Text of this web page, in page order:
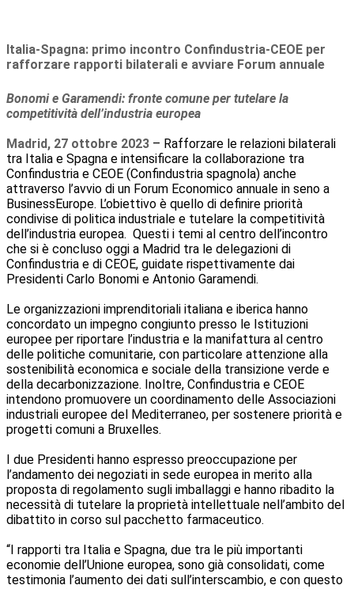
Italia-Spagna: primo incontro Confindustria-CEOE per
rafforzare rapporti bilaterali e avviare Forum annuale
Bonomi e Garamendi: fronte comune per tutelare la
competitività dell’industria europea
Madrid, 27 ottobre 2023 – Rafforzare le relazioni bilaterali
tra Italia e Spagna e intensificare la collaborazione tra
Confindustria e CEOE (Confindustria spagnola) anche
attraverso l’avvio di un Forum Economico annuale in seno a
BusinessEurope. L’obiettivo è quello di definire priorità
condivise di politica industriale e tutelare la competitività
dell’industria europea. Questi i temi al centro dell’incontro
che si è concluso oggi a Madrid tra le delegazioni di
Confindustria e di CEOE, guidate rispettivamente dai
Presidenti Carlo Bonomi e Antonio Garamendi.
Le organizzazioni imprenditoriali italiana e iberica hanno
concordato un impegno congiunto presso le Istituzioni
europee per riportare l’industria e la manifattura al centro
delle politiche comunitarie, con particolare attenzione alla
sostenibilità economica e sociale della transizione verde e
della decarbonizzazione. Inoltre, Confindustria e CEOE
intendono promuovere un coordinamento delle Associazioni
industriali europee del Mediterraneo, per sostenere priorità e
progetti comuni a Bruxelles.
I due Presidenti hanno espresso preoccupazione per
l’andamento dei negoziati in sede europea in merito alla
proposta di regolamento sugli imballaggi e hanno ribadito la
necessità di tutelare la proprietà intellettuale nell’ambito del
dibattito in corso sul pacchetto farmaceutico.
“I rapporti tra Italia e Spagna, due tra le più importanti
economie dell’Unione europea, sono già consolidati, come
testimonia l’aumento dei dati sull’interscambio, e con questo